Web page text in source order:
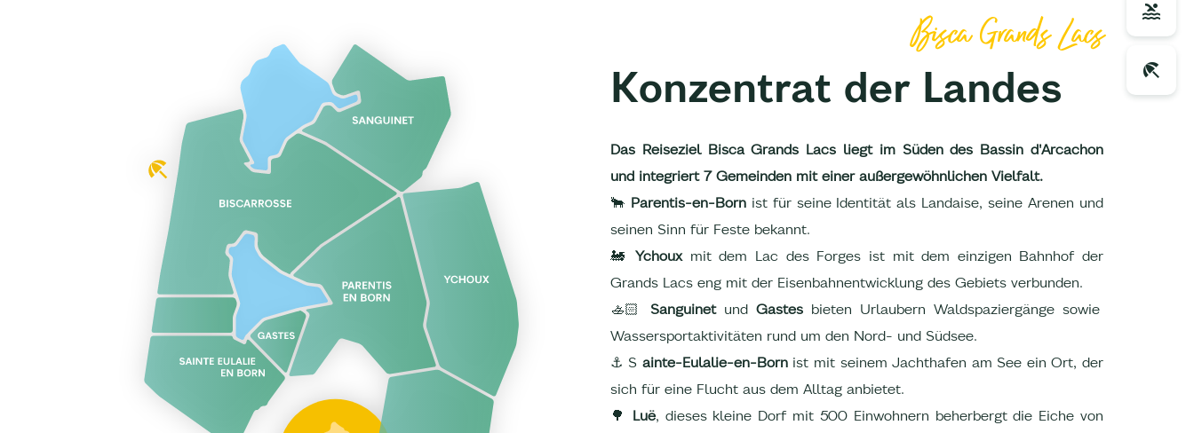
Bisca Grands Lacs
Konzentrat der Landes
Das Reiseziel Bisca Grands Lacs liegt im Süden des Bassin d'Arcachon
und integriert 7 Gemeinden mit einer außergewöhnlichen Vielfalt.
🐂 Parentis-en-Bornist für seine Identität als Landaise, seine Arenen und
seinen Sinn für Feste bekannt.
🚂Ychouxmit dem Lac des Forges ist mit dem einzigen Bahnhof der
Grands Lacs eng mit der Eisenbahnentwicklung des Gebiets verbunden.
🚣🏻 Sanguinetund Gastes bieten Urlaubern Waldspaziergänge sowie
Wassersportaktivitäten rund um den Nord- und Südsee.
⚓ S ainte-Eulalie-en-Born ist mit seinem Jachthafen am See ein Ort, der
sich für eine Flucht aus dem Alltag anbietet.
🌳 Luë, dieses kleine Dorf mit 500 Einwohnern beherbergt die Eiche von